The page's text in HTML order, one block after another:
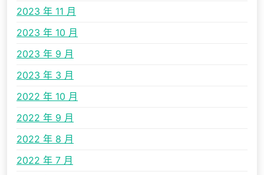
2023 年 11 月
2023 年 10 月
2023 年 9 月
2023 年 3 月
2022 年 10 月
2022 年 9 月
2022 年 8 月
2022 年 7 月